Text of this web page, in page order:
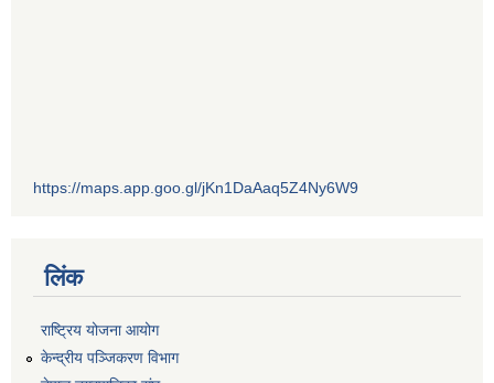
https://maps.app.goo.gl/jKn1DaAaq5Z4Ny6W9
लिंक
राष्ट्रिय योजना आयोग
केन्द्रीय पञ्जिकरण विभाग